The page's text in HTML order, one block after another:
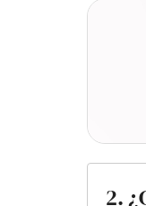
2.